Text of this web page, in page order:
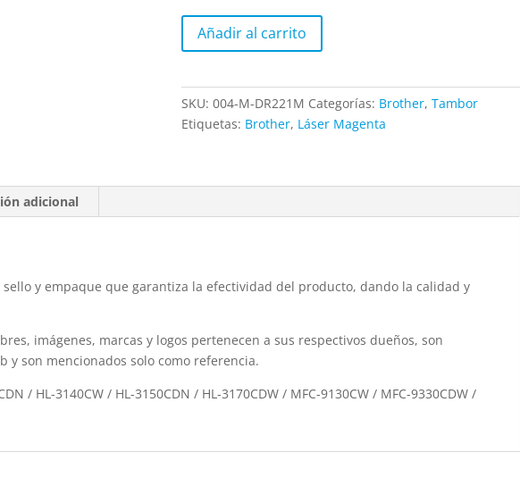
Tambor
Brother
DR221M
15,000P
cantidad
Añadir al carrito
SKU:004-M-DR221M Categorías: Brother,Tambor
Etiquetas: Brother, Láser Magenta
adicional
y empaque que garantiza la efectividad del producto, dando la calidad y
imágenes, marcas y logos pertenecen a sus respectivos dueños, son
y son mencionados solo como referencia.
/ HL-3140CW / HL-3150CDN / HL-3170CDW / MFC-9130CW / MFC-9330CDW /